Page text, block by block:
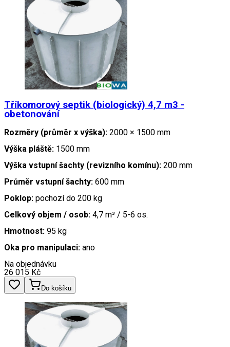
Tříkomorový septik (biologický) 4,7 m3 -
obetonování
Rozměry (průměr x výška): 2000 × 1500 mm
Výška pláště: 1500 mm
Výška vstupní šachty (revizního komínu): 200 mm
Průměr vstupní šachty: 600 mm
Poklop: pochozí do 200 kg
Celkový objem / osob: 4,7 m³ / 5-6 os.
Hmotnost: 95 kg
Oka pro manipulaci: ano
Na objednávku
26 015 Kč
Do košíku